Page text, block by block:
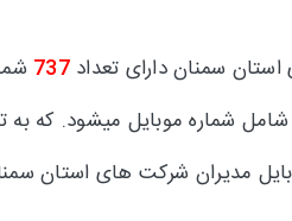
سمنان دارای تعداد737
شامل شماره موبایل میشود. که
مدیران شرکت های استان